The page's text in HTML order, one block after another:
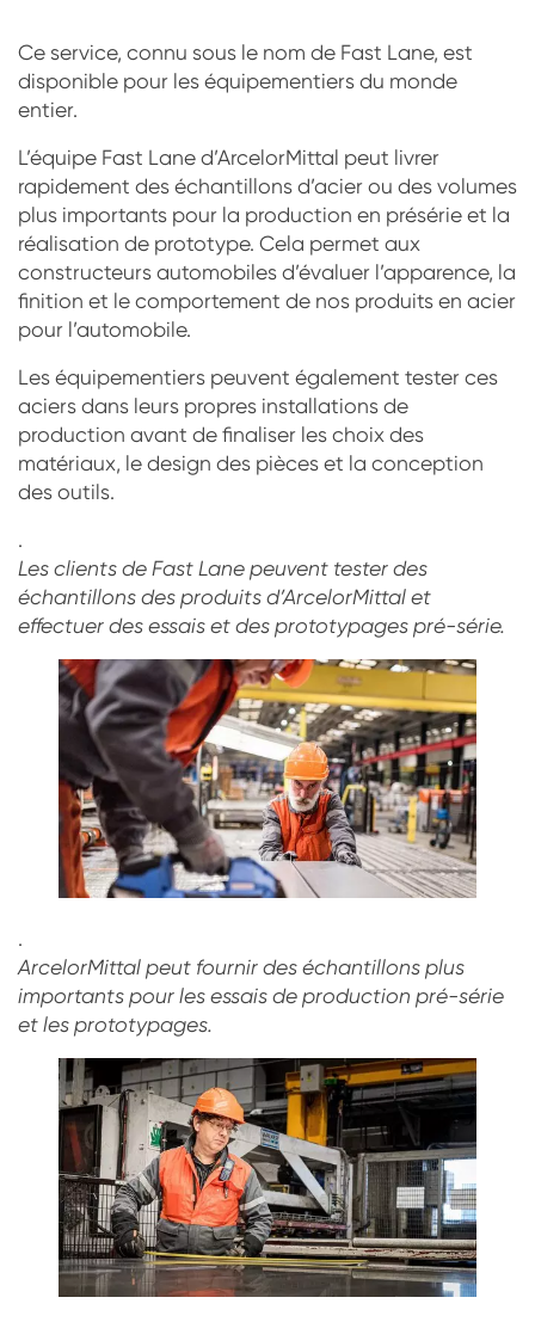
Ce service, connu sous le nom de Fast Lane, est
disponible pour les équipementiers du monde
entier.
L’équipe Fast Lane d’ArcelorMittal peut livrer
rapidement des échantillons d’acier ou des volumes
plus importants pour la production en présérie et la
réalisation de prototype. Cela permet aux
constructeurs automobiles d’évaluer l’apparence, la
finition et le comportement de nos produits en acier
pour l’automobile.
Les équipementiers peuvent également tester ces
aciers dans leurs propres installations de
production avant de finaliser les choix des
matériaux, le design des pièces et la conception
des outils.
.
Les clients de Fast Lane peuvent tester des
échantillons des produits d’ArcelorMittal et
effectuer des essais et des prototypages pré-série.
.
ArcelorMittal peut fournir des échantillons plus
importants pour les essais de production pré-série
et les prototypages.